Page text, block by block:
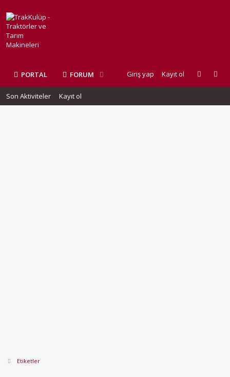
PORTAL FORUM Giriş yap Kayıt ol
Son Aktiviteler Kayıt ol
Etiketler